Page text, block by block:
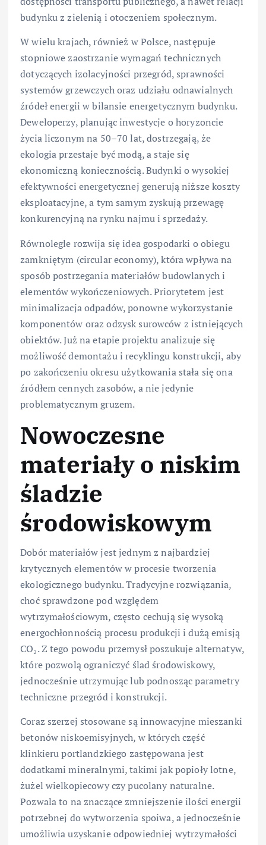
budynku z zielenią i otoczeniem społecznym.
W wielu krajach, również w Polsce, następuje
stopniowe zaostrzanie wymagań technicznych
dotyczących izolacyjności przegród, sprawności
systemów grzewczych oraz udziału odnawialnych
źródeł energii w bilansie energetycznym budynku.
Deweloperzy, planując inwestycje o horyzoncie
życia liczonym na 50–70 lat, dostrzegają, że
ekologia przestaje być modą, a staje się
ekonomiczną koniecznością. Budynki o wysokiej
efektywności energetycznej generują niższe koszty
eksploatacyjne, a tym samym zyskują przewagę
konkurencyjną na rynku najmu i sprzedaży.
Równolegle rozwija się idea gospodarki o obiegu
zamkniętym (circular economy), która wpływa na
sposób postrzegania materiałów budowlanych i
elementów wykończeniowych. Priorytetem jest
minimalizacja odpadów, ponowne wykorzystanie
komponentów oraz odzysk surowców z istniejących
obiektów. Już na etapie projektu analizuje się
możliwość demontażu i recyklingu konstrukcji, aby
po zakończeniu okresu użytkowania stała się ona
źródłem cennych zasobów, a nie jedynie
problematycznym gruzem.
Nowoczesne
materiały o niskim
śladzie
środowiskowym
Dobór materiałów jest jednym z najbardziej
krytycznych elementów w procesie tworzenia
ekologicznego budynku. Tradycyjne rozwiązania,
choć sprawdzone pod względem
wytrzymałościowym, często cechują się wysoką
energochłonnością procesu produkcji i dużą emisją
CO₂. Z tego powodu przemysł poszukuje alternatyw,
które pozwolą ograniczyć ślad środowiskowy,
jednocześnie utrzymując lub podnosząc parametry
techniczne przegród i konstrukcji.
Coraz szerzej stosowane są innowacyjne mieszanki
betonów niskoemisyjnych, w których część
klinkieru portlandzkiego zastępowana jest
dodatkami mineralnymi, takimi jak popioły lotne,
żużel wielkopiecowy czy pucolany naturalne.
Pozwala to na znaczące zmniejszenie ilości energii
potrzebnej do wytworzenia spoiwa, a jednocześnie
umożliwia uzyskanie odpowiedniej wytrzymałości